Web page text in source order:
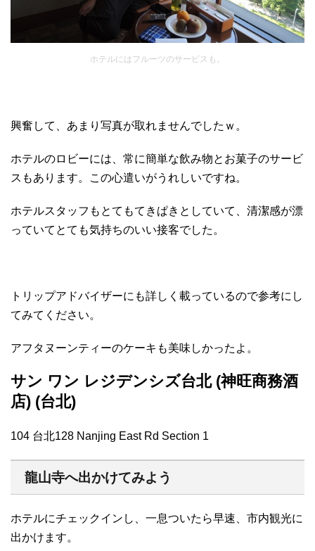
ホテルにはフルーツのサービスも。
興奮して、あまり写真が取れませんでしたｗ。
ホテルのロビーには、常に簡単な飲み物とお菓子のサービ
スもあります。この心遣いがうれしいですね。
ホテルスタッフもとてもてきぱきとしていて、清潔感が漂
っていてとても気持ちのいい接客でした。
トリップアドバイザーにも詳しく載っているので参考にし
てみてください。
アフタヌーンティーのケーキも美味しかったよ。
サン ワン レジデンシズ台北 (神旺商務酒
店) (台北)
104 台北128 Nanjing East Rd Section 1
龍山寺へ出かけてみよう
ホテルにチェックインし、一息ついたら早速、市内観光に
出かけます。